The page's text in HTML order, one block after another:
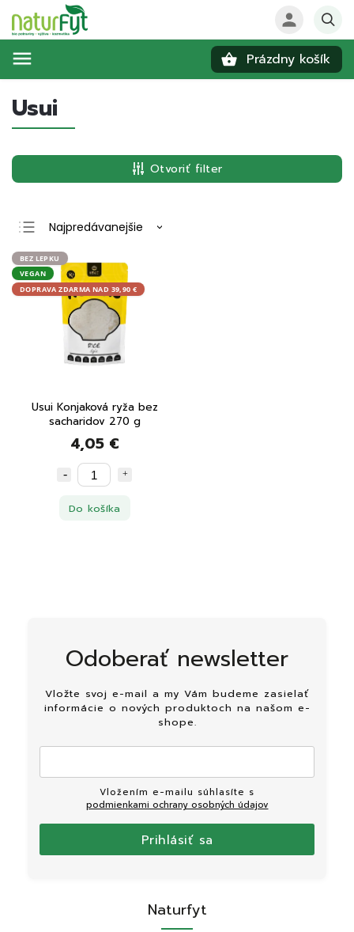
Prázdny košík
Usui
Otvoriť filter
Najpredávanejšie
Najlacnejšie
Najdrahšie
Abecedne
BEZ LEPKU
VEGAN
DOPRAVA ZDARMA NAD 39,90 €
Usui Konjaková ryža bez
sacharidov 270 g
4,05 €
Do košíka
Odoberať newsletter
Vložte svoj e-mail a my Vám budeme zasielať
informácie o nových produktoch na našom e-
shope.
podmienkami ochrany osobných údajov
Prihlásiť sa
Naturfyt